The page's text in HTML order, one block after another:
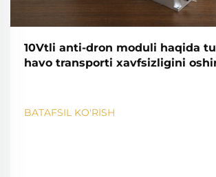
10Vtli anti-dron moduli haqida
havo transporti xavfsizligini
BATAFSIL KO'RISH